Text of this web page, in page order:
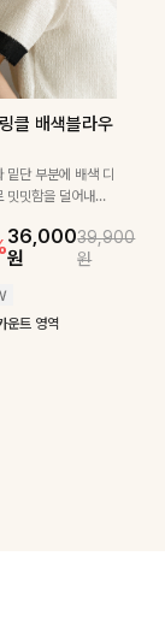
클 배색블라우
밑단 부분에 배색 디
밋밋함을 덜어내고
로 구김 걱정없이 즐
있는 블라우스랍니
36,000
원
39,900
원
운트 영역
던트 7부니트
핏으로 편하게 착용
심플&베이직 무드의
터리 펜던트로 고급
원
원
운트 영역
클 날개티셔츠
바지SET
↑/구김↓]가볍게
해도 코디가 완성되
지는 프릴 날개 소매
한 포인트를 더해드
잔잔한 링클 텍스
편안한 허리밴딩
루 종일 산뜻하고 쾌
29,900
원
33,900
원
운트 영역